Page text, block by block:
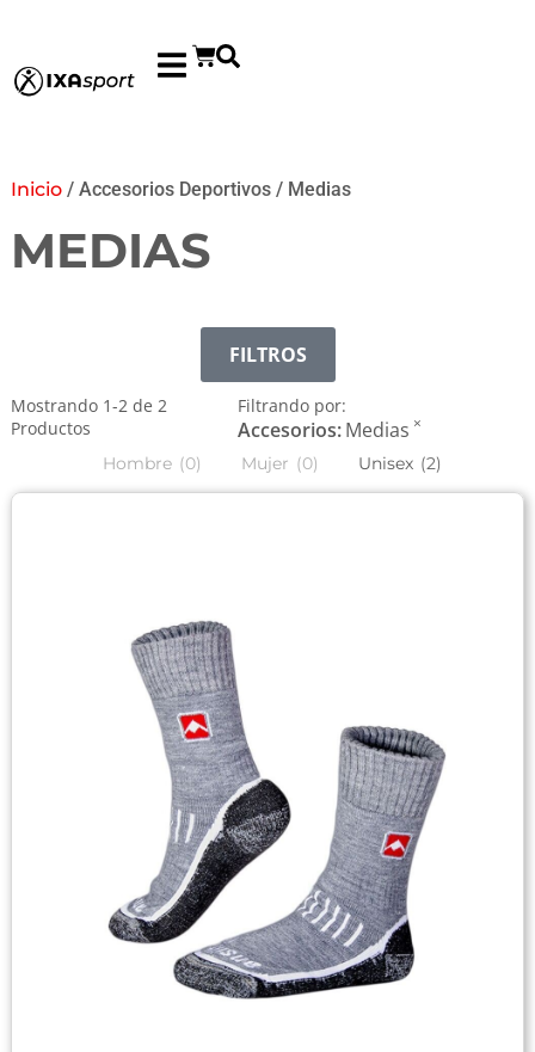
Inicio/ Accesorios Deportivos / Medias
MEDIAS
FILTROS
Mostrando 1-2de 2
Productos
Filtrando por:
Accesorios:Medias ×
Hombre (0) Mujer (0) Unisex (2)